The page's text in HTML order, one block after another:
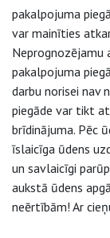
pakalpojuma
var mainīties
Neprognozējamu
pakalpojuma
darbu norisei nav
piegāde var tikt
brīdinājuma. Pēc
īslaicīga ūdens
un savlaicīgi
aukstā ūdens
neērtībām! Ar